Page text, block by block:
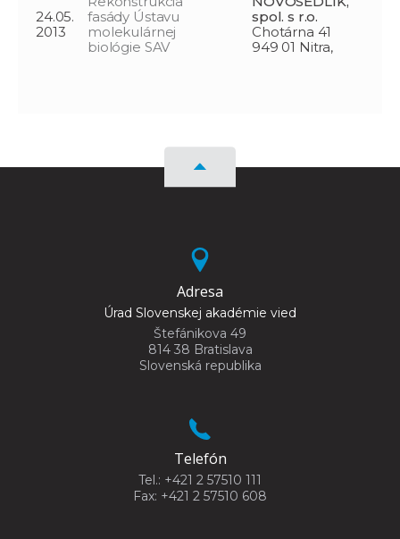
24.05.
2013
fasády Ústavu
molekulárnej
biológie SAV
spol. s r.o.
Chotárna 41
949 01 Nitra,
Adresa
Úrad Slovenskej akadémie vied
Štefánikova 49
814 38 Bratislava
Slovenská republika
Telefón
Tel.: +421 2 57510 111
Fax: +421 2 57510 608